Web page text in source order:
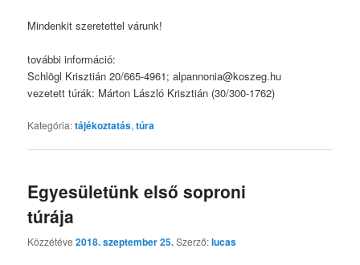
Mindenkit szeretettel várunk!
további információ:
Schlögl Krisztián 20/665-4961; alpannonia@koszeg.hu
vezetett túrák: Márton László Krisztián (30/300-1762)
Kategória:tájékoztatás,túra
Egyesületünk első soproni
túrája
Közzétéve2018. szeptember 25.Szerző:lucas